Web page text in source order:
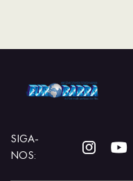
SIGA-
NOS: